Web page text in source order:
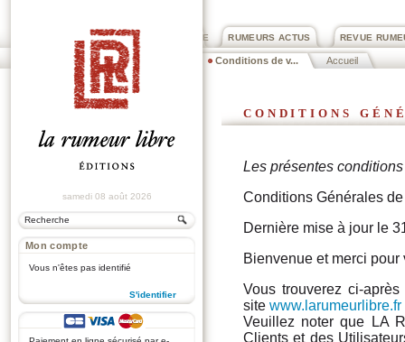
REVUE
RUMEURS ACTUS
PRIX ROGER DEXTRE
Conditions de v... Accueil
samedi 08 août 2026
Mon compte
Vous n'êtes pas identifié
S'identifier
conditions
Les présentes
Conditions Générales
Dernière mise à jour le
Bienvenue et merci pour
Vous trouverez ci-
site www.larumeurlibre.fr
Veuillez noter que LA
Clients et des